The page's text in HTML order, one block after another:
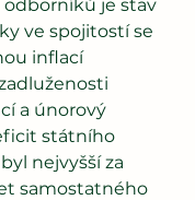
je stav
ve spojitostí se
inflací
a únorový
státního
nejvyšší za
samostatného